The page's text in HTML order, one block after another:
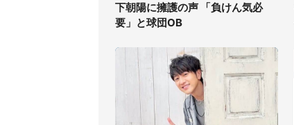
下朝陽に擁護の声 「負けん気必
要」と球団OB